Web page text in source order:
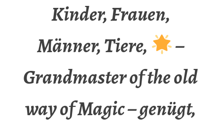
Kinder, Frauen,
Männer, Tiere,
–
Grandmaster of the old
way of Magic – genügt,